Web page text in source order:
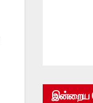
இன்றைய